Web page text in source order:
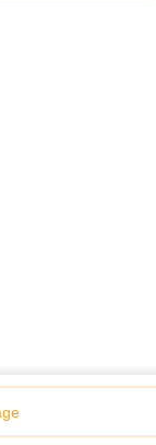
China buena calidad
autor 2020-2026
CO., LTD Todos los